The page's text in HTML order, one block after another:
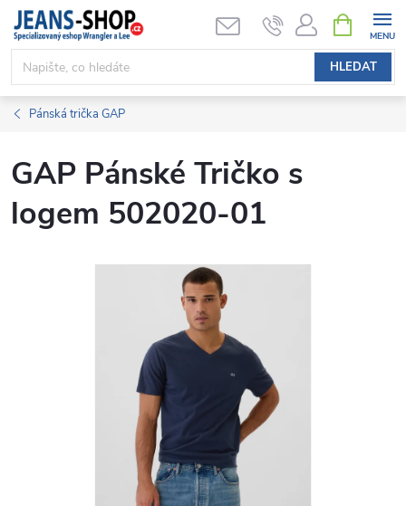
Přejít
obsah
HLEDAT
NÁKUPNÍ
KOŠÍK
Pánská trička GAP
GAP Pánské Tričko s
logem 502020-01